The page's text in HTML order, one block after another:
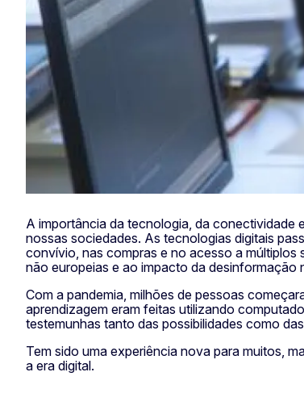
A importância da tecnologia, da conectividade
nossas sociedades. As tecnologias digitais
convívio, nas compras e no acesso a múltiplos
não europeias e ao impacto da
Com a pandemia, milhões de pessoas
aprendizagem eram feitas utilizando
testemunhas tanto das possibilidades como
Tem sido uma experiência nova para muitos,
a era digital.